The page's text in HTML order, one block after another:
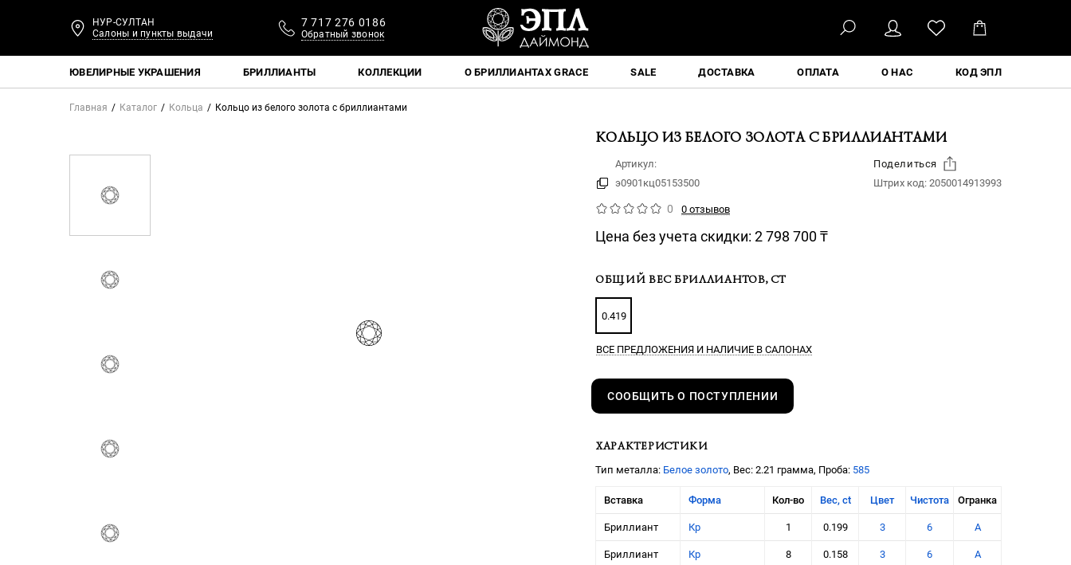
НУР-СУЛТАН
Салоны и пункты выдачи
7 717 276 0186
Обратный звонок
ЮВЕЛИРНЫЕ УКРАШЕНИЯ БРИЛЛИАНТЫ КОЛЛЕКЦИИ О БРИЛЛИАНТАХ GRACE SALE ДОСТАВКА ОПЛАТА О НАС КОД ЭПЛ
Главная Каталог Кольца Кольцо из белого золота с бриллиантами
КОЛЬЦО ИЗ БЕЛОГО ЗОЛОТА С БРИЛЛИАНТАМИ
Артикул:
э0901кц05153500
Поделиться
Штрих код: 2050014913993
0 0 отзывов
Цена без учета скидки: 2 798 700₸
ОБЩИЙ ВЕС БРИЛЛИАНТОВ, CT
0.419
ВСЕ ПРЕДЛОЖЕНИЯ И НАЛИЧИЕ В САЛОНАХ
СООБЩИТЬ О ПОСТУПЛЕНИИ
ХАРАКТЕРИСТИКИ
Тип металла: Белое золото, Вес: 2.21 грамма, Проба: 585
Вставка Форма Кол-во Вес, ct Цвет Чистота Огранка
Бриллиант Кр 1 0.199 3 6 А
Бриллиант Кр 8 0.158 3 6 А